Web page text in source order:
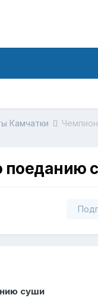
Камчатки
поеданию
суши